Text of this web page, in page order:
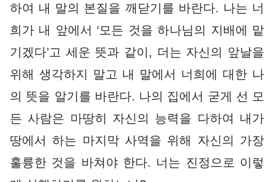
하여 내 말의 본질을 깨닫기를 바란다. 나는 너
희가 내 앞에서 ‘모든 것을 하나님의 지배에 맡
기겠다’고 세운 뜻과 같이, 더는 자신의 앞날을
위해 생각하지 말고 내 말에서 너희에 대한 나
의 뜻을 알기를 바란다. 나의 집에서 굳게 선 모
든 사람은 마땅히 자신의 능력을 다하여 내가
땅에서 하는 마지막 사역을 위해 자신의 가장
훌륭한 것을 바쳐야 한다. 너는 진정으로 이렇